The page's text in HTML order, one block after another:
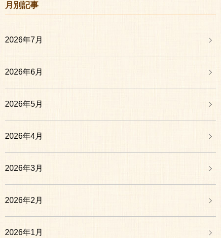
月別記事
2026年7月
2026年6月
2026年5月
2026年4月
2026年3月
2026年2月
2026年1月